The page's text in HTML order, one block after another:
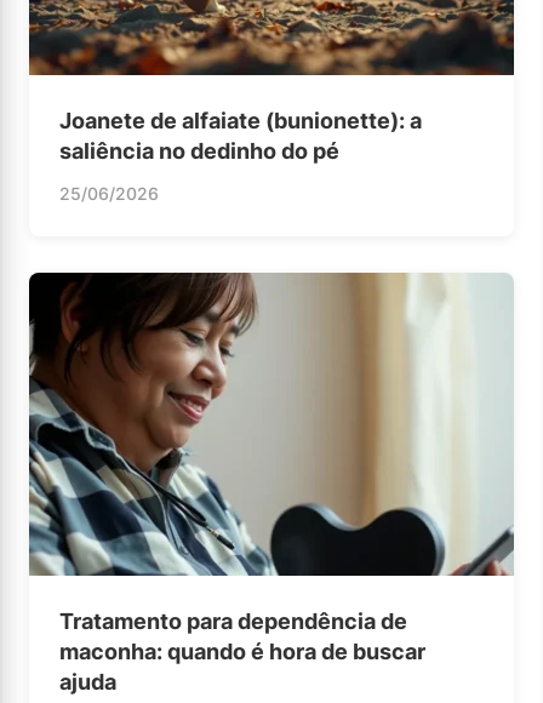
Joanete de alfaiate (bunionette): a
saliência no dedinho do pé
25/06/2026
Tratamento para dependência de
maconha: quando é hora de buscar
ajuda